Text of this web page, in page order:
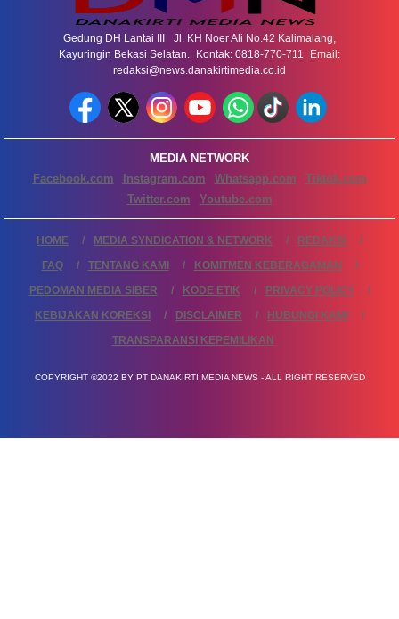
Gedung DH Lantai III Jl. KH Noer Ali No.42 Kalimalang,
Kayuringin Bekasi Selatan. Kontak: 0818-770-711 Email:
redaksi@news.danakirtimedia.co.id
MEDIA NETWORK
Facebook.com
Instagram.com Whatsapp.com
Tiktok.com
Twitter.com
Youtube.com
HOME MEDIA SYNDICATION & NETWORK
REDAKSI
FAQ
TENTANG KAMI
KOMITMEN KEBERAGAMAN
PEDOMAN MEDIA SIBER
KODE ETIK
PRIVACY POLICY
KEBIJAKAN KOREKSI
DISCLAIMER
HUBUNGI KAMI
TRANSPARANSI KEPEMILIKAN
COPYRIGHT ©2022 BY PT DANAKIRTI MEDIA NEWS - ALL RIGHT RESERVED